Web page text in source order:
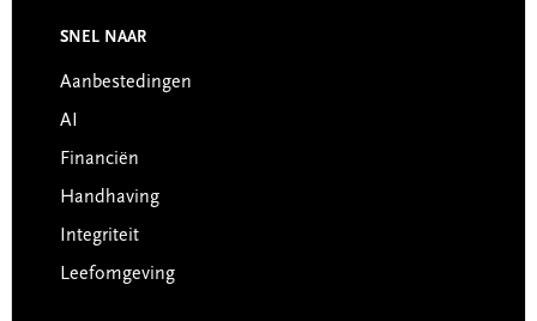
Footer
SNEL NAAR
Aanbestedingen
AI
Financiën
Handhaving
Integriteit
Leefomgeving